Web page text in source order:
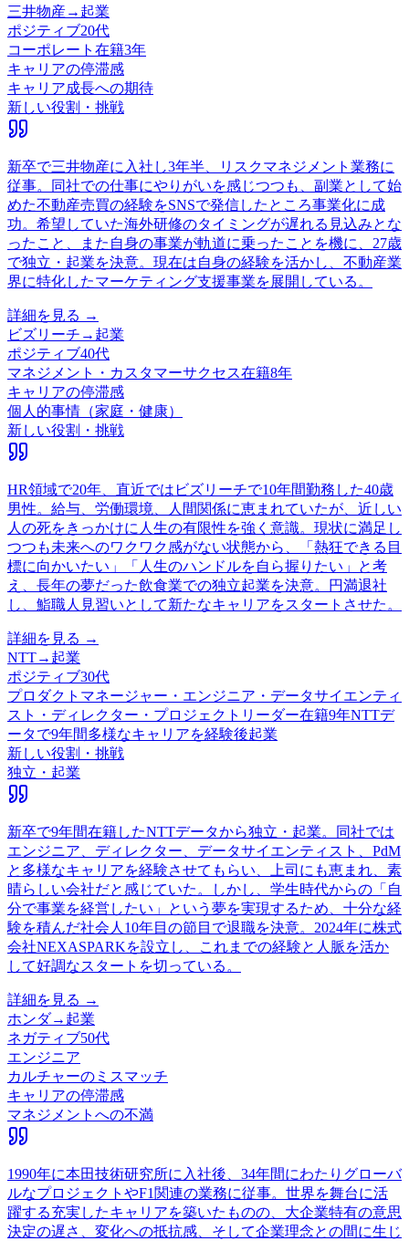
三井物産→ 起業
ポジティブ20代
コーポレート 在籍3年
キャリアの停滞感
キャリア成長への期待
新しい役割・挑戦
新卒で三井物産に入社し3年半、リスクマネジメント業務に
従事。同社での仕事にやりがいを感じつつも、副業として始
めた不動産売買の経験をSNSで発信したところ事業化に成
功。希望していた海外研修のタイミングが遅れる見込みとな
ったこと、また自身の事業が軌道に乗ったことを機に、27歳
で独立・起業を決意。現在は自身の経験を活かし、不動産業
界に特化したマーケティング支援事業を展開している。
詳細を見る →
ビズリーチ → 起業
ポジティブ40代
マネジメント・カスタマーサクセス在籍8年
キャリアの停滞感
個人的事情（家庭・健康）
新しい役割・挑戦
HR領域で20年、直近ではビズリーチで10年間勤務した40歳
男性。給与、労働環境、人間関係に恵まれていたが、近しい
人の死をきっかけに人生の有限性を強く意識。現状に満足し
つつも未来へのワクワク感がない状態から、「熱狂できる目
標に向かいたい」「人生のハンドルを自ら握りたい」と考
え、長年の夢だった飲食業での独立起業を決意。円満退社
し、鮨職人見習いとして新たなキャリアをスタートさせた。
詳細を見る →
NTT→ 起業
ポジティブ30代
プロダクトマネージャー・エンジニア・データサイエンティ
スト・ディレクター・プロジェクトリーダー在籍9年NTTデ
ータで9年間多様なキャリアを経験後起業
新しい役割・挑戦
独立・起業
新卒で9年間在籍したNTTデータから独立・起業。同社では
エンジニア、ディレクター、データサイエンティスト、PdM
と多様なキャリアを経験させてもらい、上司にも恵まれ、素
晴らしい会社だと感じていた。しかし、学生時代からの「自
分で事業を経営したい」という夢を実現するため、十分な経
験を積んだ社会人10年目の節目で退職を決意。2024年に株式
会社NEXASPARKを設立し、これまでの経験と人脈を活か
して好調なスタートを切っている。
詳細を見る →
ホンダ → 起業
ネガティブ50代
エンジニア
カルチャーのミスマッチ
キャリアの停滞感
マネジメントへの不満
1990年に本田技術研究所に入社後、34年間にわたりグローバ
ルなプロジェクトやF1関連の業務に従事。世界を舞台に活
躍する充実したキャリアを築いたものの、大企業特有の意思
決定の遅さ、変化への抵抗感、そして企業理念との間に生じ